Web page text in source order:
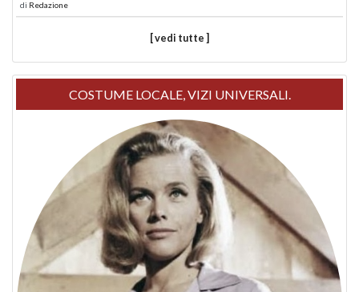
di Redazione
[ vedi tutte ]
COSTUME LOCALE, VIZI UNIVERSALI.